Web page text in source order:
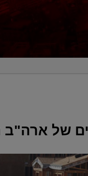
של ארה"ב